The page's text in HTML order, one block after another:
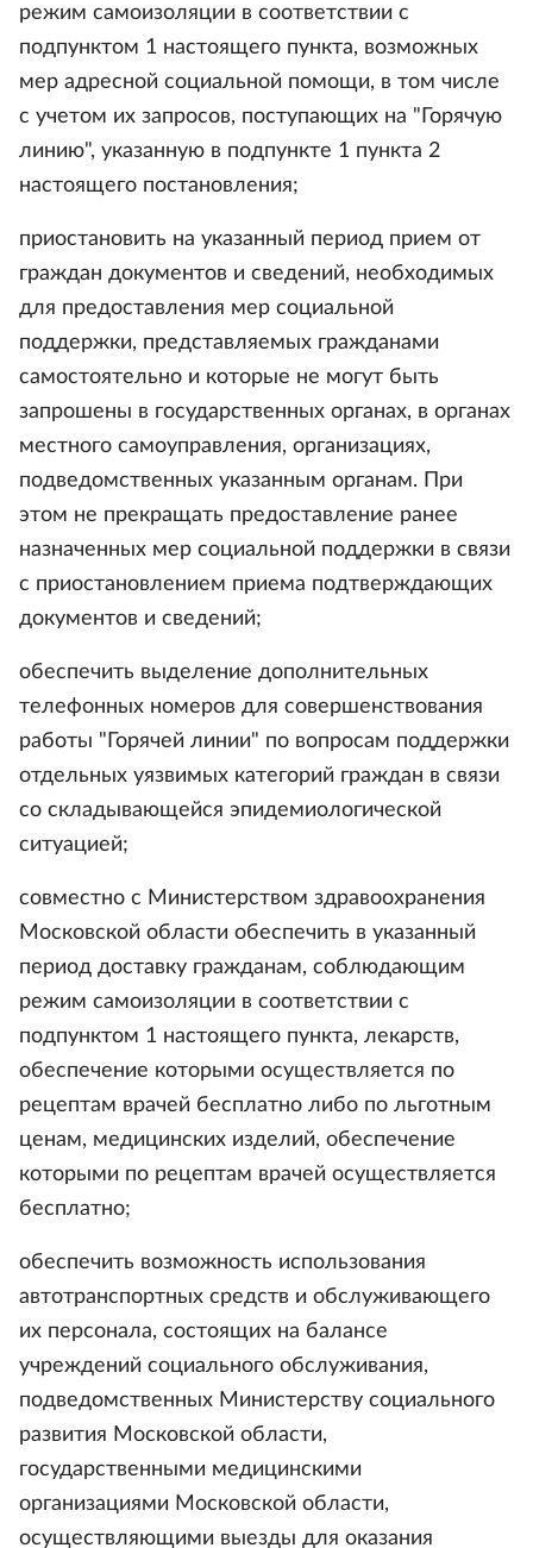
режим самоизоляции в соответствии с
подпунктом 1 настоящего пункта, возможных
мер адресной социальной помощи, в том числе
с учетом их запросов, поступающих на "Горячую
линию", указанную в подпункте 1 пункта 2
настоящего постановления;
приостановить на указанный период прием от
граждан документов и сведений, необходимых
для предоставления мер социальной
поддержки, представляемых гражданами
самостоятельно и которые не могут быть
запрошены в государственных органах, в органах
местного самоуправления, организациях,
подведомственных указанным органам. При
этом не прекращать предоставление ранее
назначенных мер социальной поддержки в связи
с приостановлением приема подтверждающих
документов и сведений;
обеспечить выделение дополнительных
телефонных номеров для совершенствования
работы "Горячей линии" по вопросам поддержки
отдельных уязвимых категорий граждан в связи
со складывающейся эпидемиологической
ситуацией;
совместно с Министерством здравоохранения
Московской области обеспечить в указанный
период доставку гражданам, соблюдающим
режим самоизоляции в соответствии с
подпунктом 1 настоящего пункта, лекарств,
обеспечение которыми осуществляется по
рецептам врачей бесплатно либо по льготным
ценам, медицинских изделий, обеспечение
которыми по рецептам врачей осуществляется
бесплатно;
обеспечить возможность использования
автотранспортных средств и обслуживающего
их персонала, состоящих на балансе
учреждений социального обслуживания,
подведомственных Министерству социального
развития Московской области,
государственными медицинскими
организациями Московской области,
осуществляющими выезды для оказания